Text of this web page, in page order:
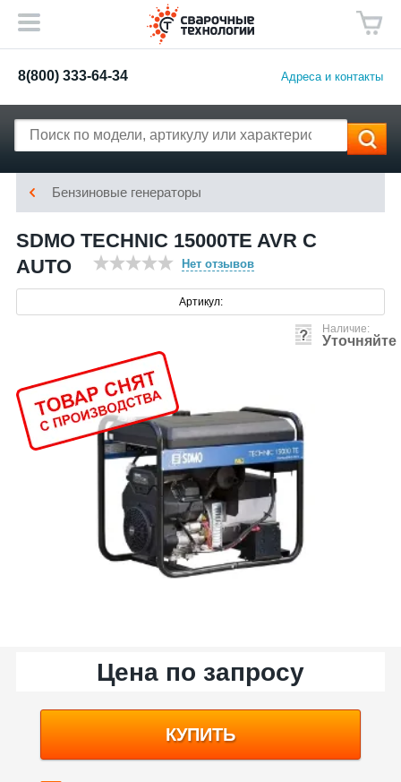
8(800) 333-64-34 Адреса и контакты
Бензиновые генераторы
SDMO TECHNIC 15000TE AVR C
AUTO
Нет отзывов
Артикул:
Наличие:
Уточняйте
Цена по запросу
КУПИТЬ